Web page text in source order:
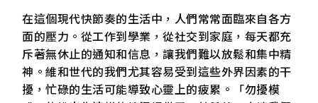
在這個現代快節奏的生活中，人們常常面臨來自各方
面的壓力。從工作到學業，從社交到家庭，每天都充
斥著無休止的通知和信息，讓我們難以放鬆和集中精
神。維和世代的我們尤其容易受到這些外界因素的干
擾，忙碌的生活可能導致心靈上的疲累。「勿擾模